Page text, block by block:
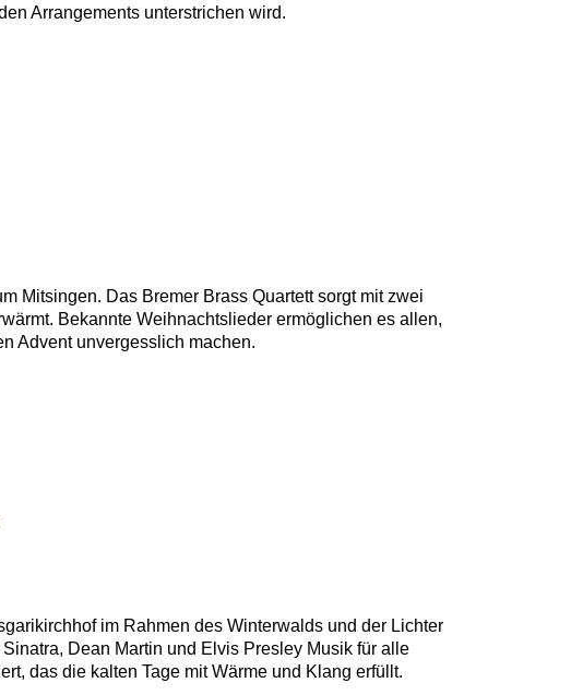
Arrangements unterstrichen wird.
Mitsingen. Das Bremer Brass Quartett sorgt mit zwei
Bekannte Weihnachtslieder ermöglichen es allen,
Advent unvergesslich machen.
im Rahmen des Winterwalds und der Lichter
Dean Martin und Elvis Presley Musik für alle
das die kalten Tage mit Wärme und Klang erfüllt.